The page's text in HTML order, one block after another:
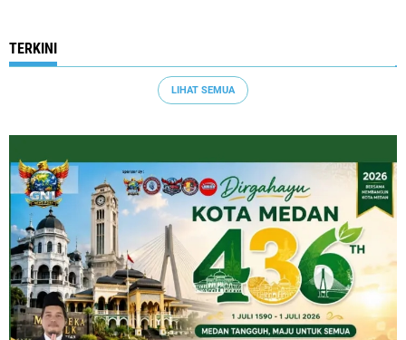
TERKINI
LIHAT SEMUA